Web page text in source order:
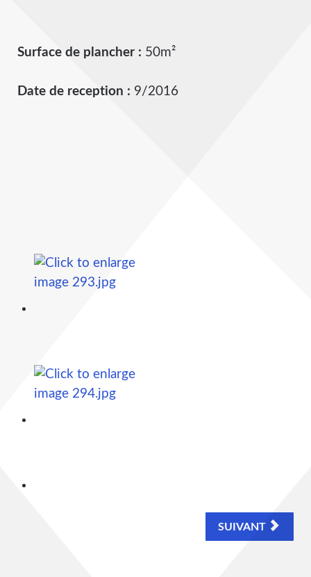
Surface de plancher : 50m²
Date de reception : 9/2016
SUIVANT